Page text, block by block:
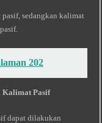
sedangkan kalimat
202
Kalimat Pasif
dapat dilakukan